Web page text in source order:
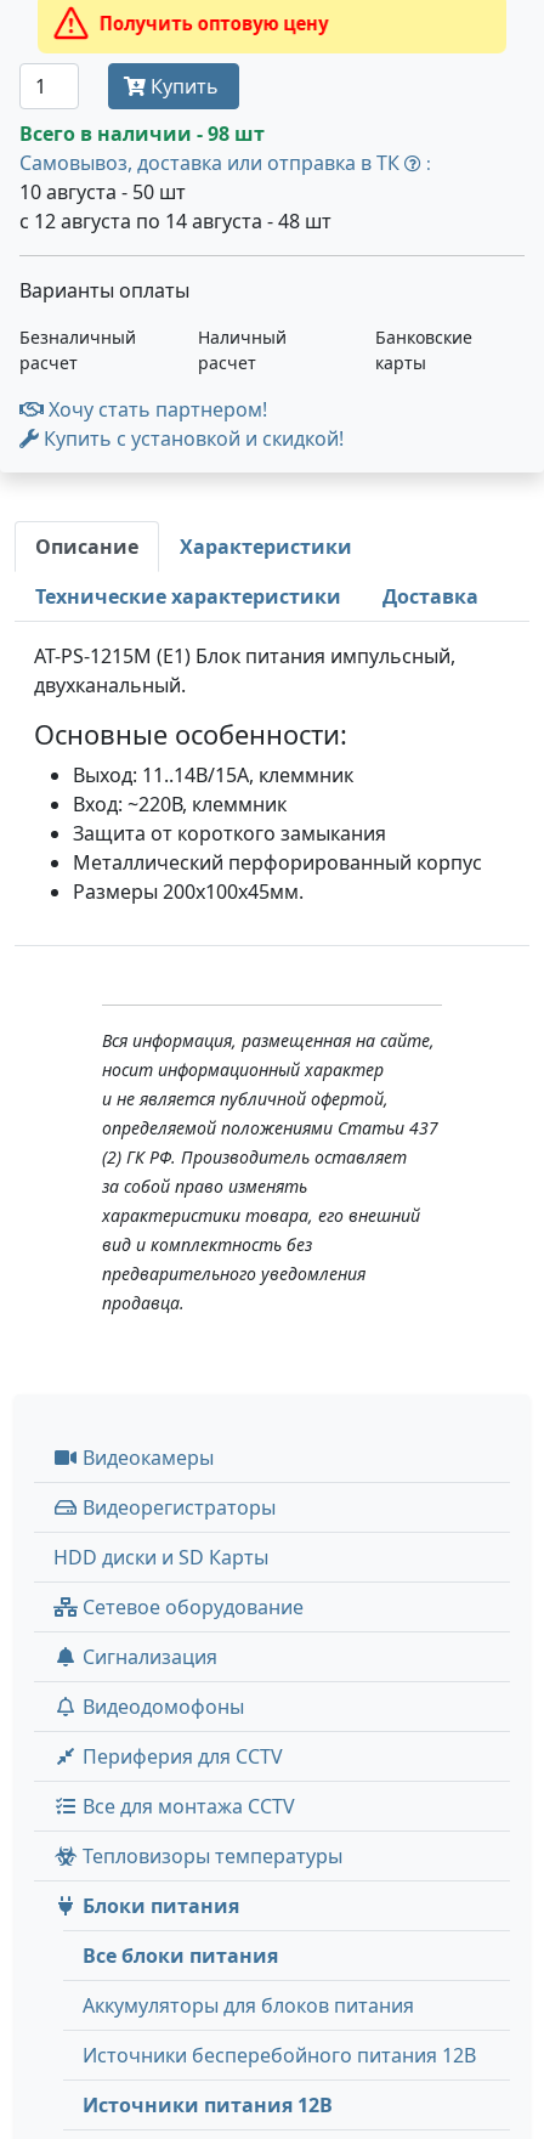
Получить оптовую цену
Купить
Всего в наличии - 98 шт
Самовывоз, доставка или отправка в ТК
:
10 августа - 50 шт
с 12 августа по 14 августа - 48 шт
Варианты оплаты
Безналичный
расчет
Наличный
расчет
Банковские
карты
Хочу стать партнером!
Купить с установкой и скидкой!
Описание
Характеристики
Технические характеристики
Доставка
AT-PS-1215M (E1) Блок питания импульсный,
двухканальный.
Основные особенности:
Выход: 11..14В/15А, клеммник
Вход: ~220В, клеммник
Защита от короткого замыкания
Металлический перфорированный корпус
Размеры 200х100х45мм.
Вся информация, размещенная на сайте,
носит информационный характер
и не является публичной офертой,
определяемой положениями Статьи 437
(2) ГК РФ. Производитель оставляет
за собой право изменять
характеристики товара, его внешний
вид и комплектность без
предварительного уведомления
продавца.
Видеокамеры
Видеорегистраторы
HDD диски и SD Карты
Сетевое оборудование
Сигнализация
Видеодомофоны
Периферия для CCTV
Все для монтажа CCTV
Тепловизоры температуры
Блоки питания
Все блоки питания
Аккумуляторы для блоков питания
Источники бесперебойного питания 12В
Источники питания 12В